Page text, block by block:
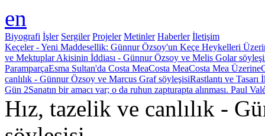
en
Biyografi İşler Sergiler Projeler Metinler Haberler İletişim
Keçeler - Yeni Maddesellik: Günnur Özsoy'un Keçe Heykelleri
ve MektuplarAkisinin İddiası - Günnur Özsoy ve Melis Golar
ParamparçaEsma Sultan'da Costa MeaCosta MeaCosta Mea Üzerine
canlılık - Günnur Özsoy ve Marcus Graf söyleşisiRastlantı ve Tasarı
Gün 2Sanatın bir amacı var; o da ruhun zapturapta alınması. Paul
Hız, tazelik ve canlılık -